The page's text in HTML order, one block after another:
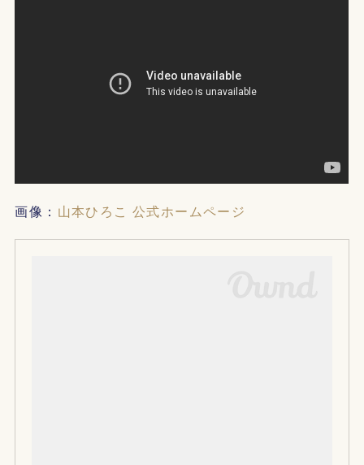
画像： 山本ひろこ 公式ホームページ